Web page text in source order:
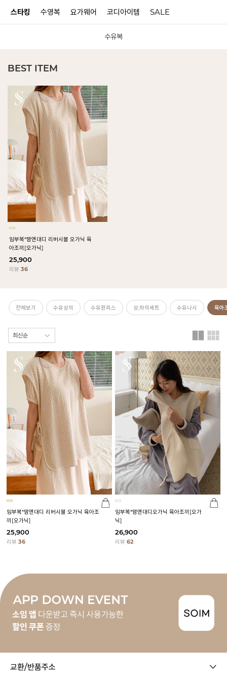
스타킹 수영복 요가웨어 코디아이템 SALE
수유복
BEST ITEM
임부복*맘앤대디 리버시블 오가닉 육
아조끼[오가닉]
25,900
리뷰 36
전체보기 수유상의 수유원피스 상,하의세트 수유나시 육아
임부복*맘앤대디 리버시블 오가닉 육아조
끼[오가닉]
25,900
리뷰 36
임부복*맘앤대디오가닉 육아조끼[오가
닉]
26,900
리뷰 62
교환/반품주소